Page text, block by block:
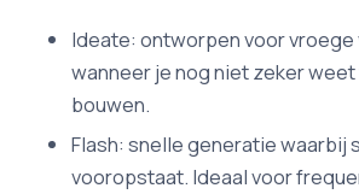
Ideate: ontworpen voor vroege
wanneer je nog niet zeker
bouwen.
Flash: snelle generatie waarbij
vooropstaat. Ideaal voor